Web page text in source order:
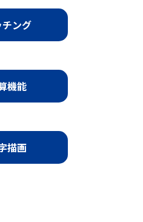
チング
機能
描画